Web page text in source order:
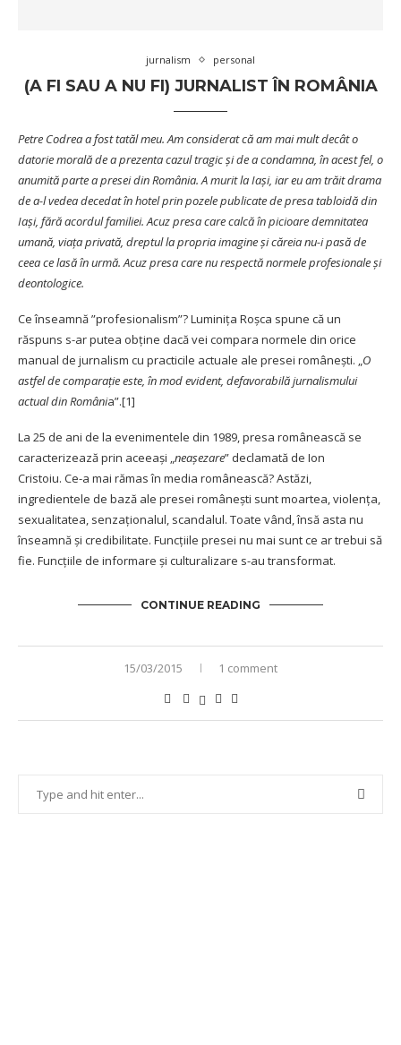
jurnalism personal
(A FI SAU A NU FI) JURNALIST ÎN ROMÂNIA
Petre Codrea a fost tatăl meu. Am considerat că am mai mult decât o
datorie morală de a prezenta cazul tragic și de a condamna, în acest fel, o
anumită parte a presei din România. A murit la Iași, iar eu am trăit drama
de a-l vedea decedat în hotel prin pozele publicate de presa tabloidă din
Iași, fără acordul familiei. Acuz presa care calcă în picioare demnitatea
umană, viața privată, dreptul la propria imagine și căreia nu-i pasă de
ceea ce lasă în urmă. Acuz presa care nu respectă normele profesionale și
deontologice.
Ce înseamnă ”profesionalism”? Luminița Roșca spune că un
răspuns s-ar putea obține dacă vei compara normele din orice
manual de jurnalism cu practicile actuale ale presei româneşti. „O
astfel de comparaţie este, în mod evident, defavorabilă jurnalismului
actual din România”.[1]
La 25 de ani de la evenimentele din 1989, presa românească se
caracterizează prin aceeaşi „neaşezare” declamată de Ion
Cristoiu. Ce-a mai rămas în media românească? Astăzi,
ingredientele de bază ale presei româneşti sunt moartea, violenţa,
sexualitatea, senzaţionalul, scandalul. Toate vând, însă asta nu
înseamnă şi credibilitate. Funcţiile presei nu mai sunt ce ar trebui să
fie. Funcţiile de informare şi culturalizare s-au transformat.
CONTINUE READING
15/03/2015 1 comment